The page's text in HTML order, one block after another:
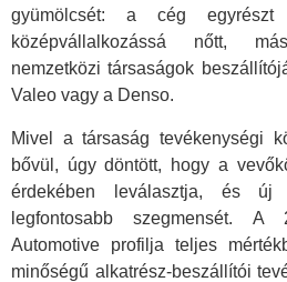
gyümölcsét: a cég
középvállalkozássá nőtt,
nemzetközi társaságok
Valeo vagy a Denso.
Mivel a társaság tevékenységi
bővül, úgy döntött, hogy a
érdekében leválasztja, és új
legfontosabb szegmensét.
Automotive profilja teljes
minőségű alkatrész-beszállítói